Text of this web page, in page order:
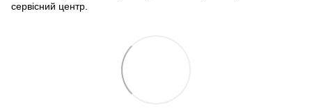
сервісний центр.